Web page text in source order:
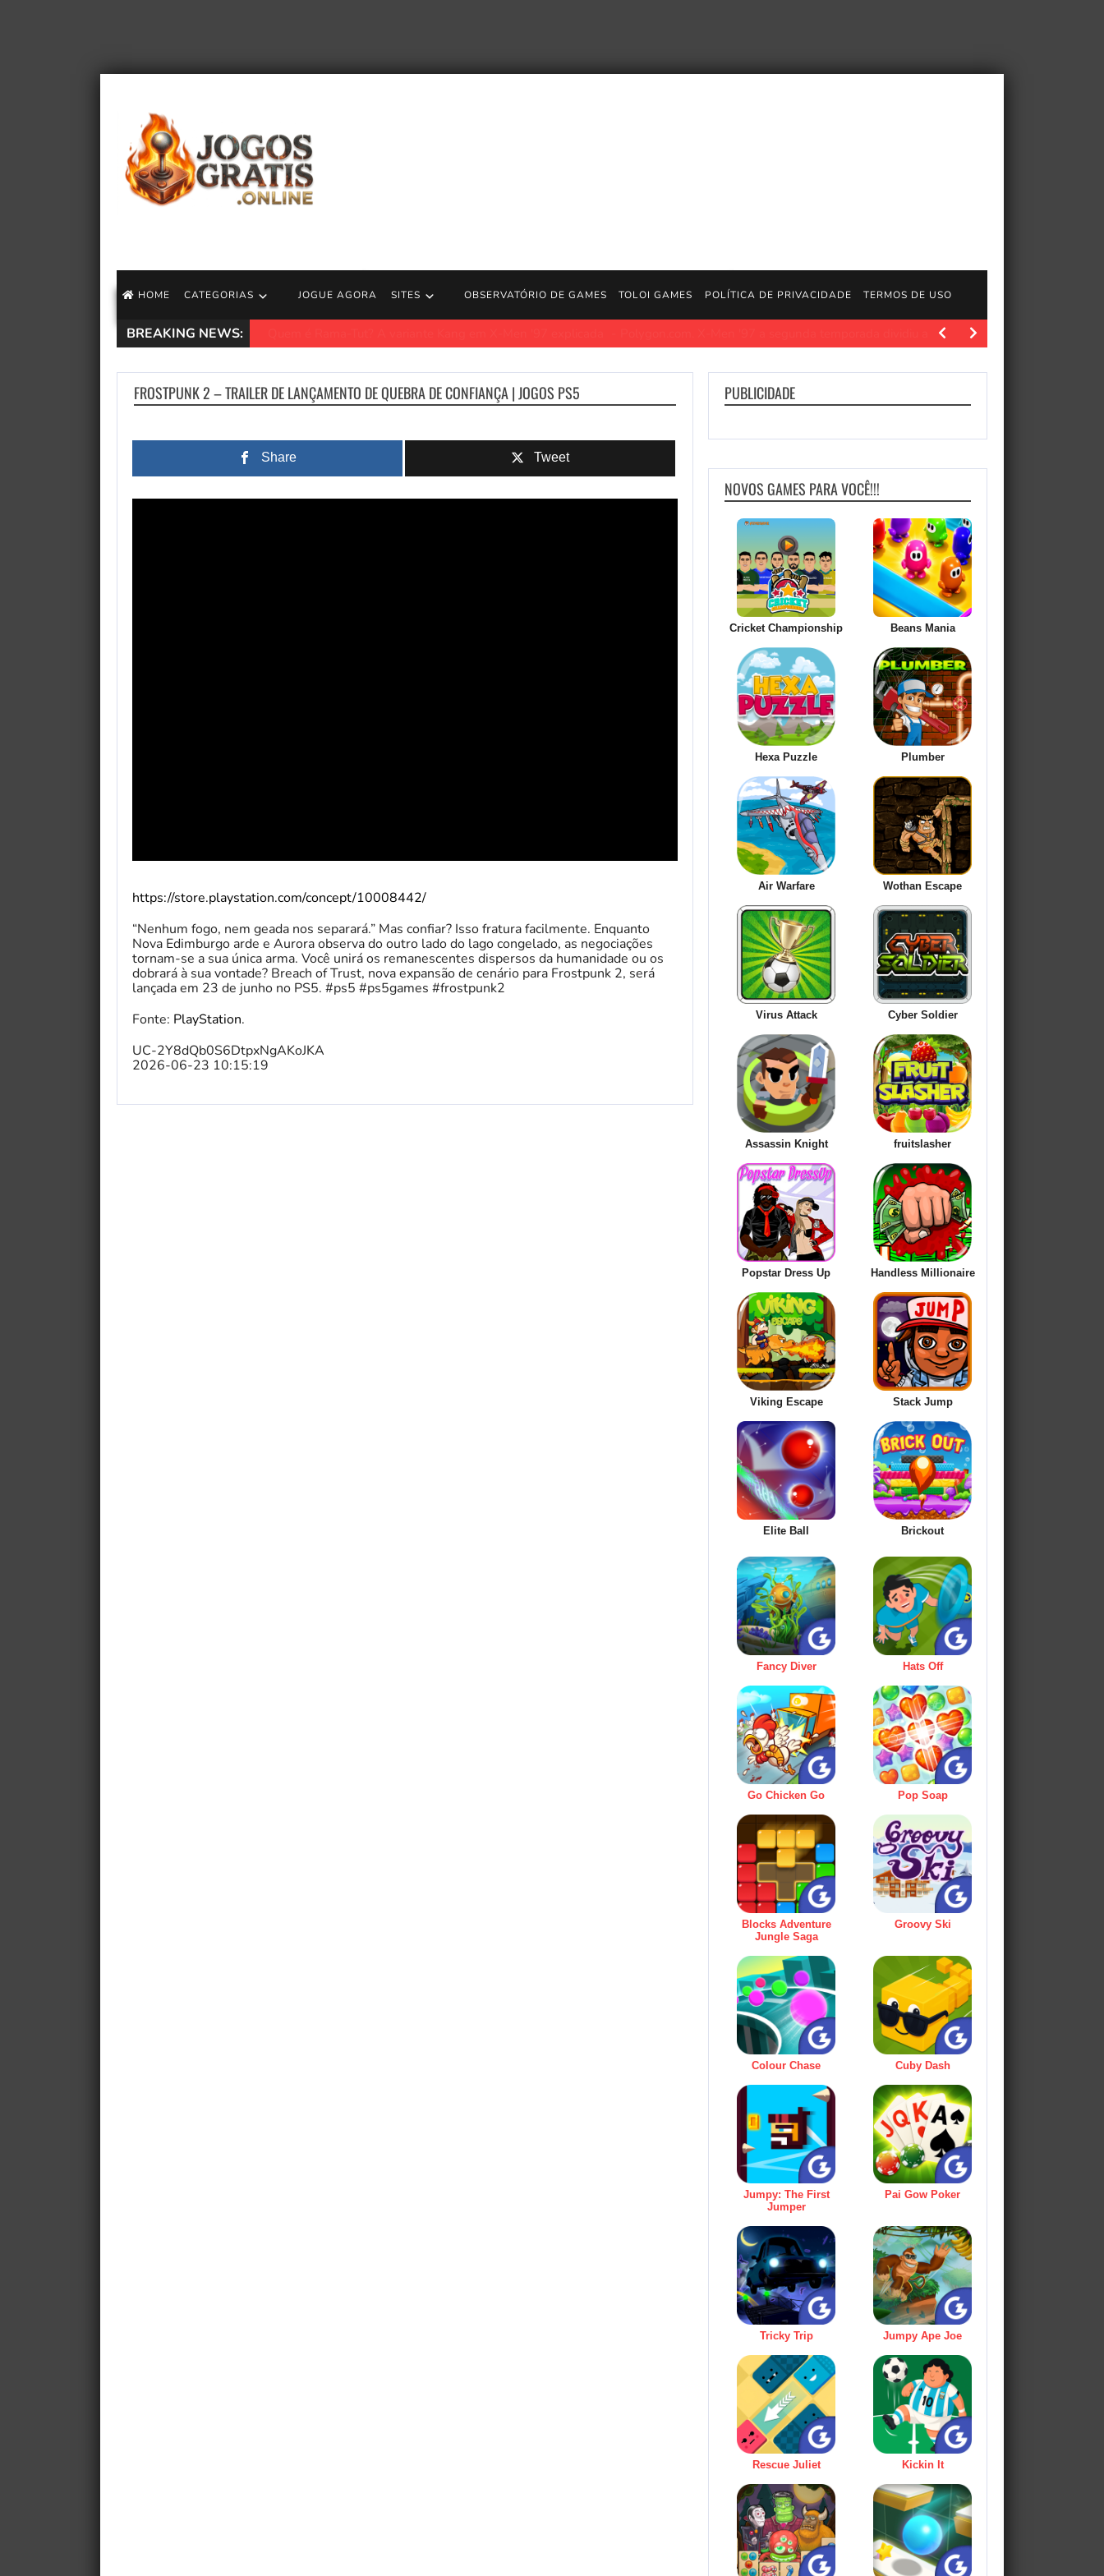
HOME CATEGORIAS JOGUE AGORA SITES OBSERVATÓRIO DE GAMES TOLOI GAMES POLÍTICA DE PRIVACIDADE TERMOS DE USO
BREAKING NEWS: https://store.playstation.com/concept/10010058 Flesh se torna uma arma em 20 de…
FROSTPUNK 2 – TRAILER DE LANÇAMENTO DE QUEBRA DE CONFIANÇA | JOGOS PS5
Share Tweet
https://store.playstation.com/concept/10008442/
“Nenhum fogo, nem geada nos separará.” Mas confiar? Isso fratura facilmente. Enquanto
Nova Edimburgo arde e Aurora observa do outro lado do lago congelado, as negociações
tornam-se a sua única arma. Você unirá os remanescentes dispersos da humanidade ou os
dobrará à sua vontade? Breach of Trust, nova expansão de cenário para Frostpunk 2, será
lançada em 23 de junho no PS5. #ps5 #ps5games #frostpunk2
Fonte: PlayStation.
UC-2Y8dQb0S6DtpxNgAKoJKA
2026-06-23 10:15:19
PUBLICIDADE
NOVOS GAMES PARA VOCÊ!!!
Cricket Championship Beans Mania
Hexa Puzzle Plumber
Air Warfare Wothan Escape
Virus Attack Cyber Soldier
Assassin Knight fruitslasher
Popstar Dress Up Handless Millionaire
Viking Escape Stack Jump
Elite Ball Brickout
Fancy Diver Hats Off
Go Chicken Go Pop Soap
Blocks Adventure
Jungle Saga
Groovy Ski
Colour Chase Cuby Dash
Jumpy: The First
Jumper
Pai Gow Poker
Tricky Trip Jumpy Ape Joe
Rescue Juliet Kickin It